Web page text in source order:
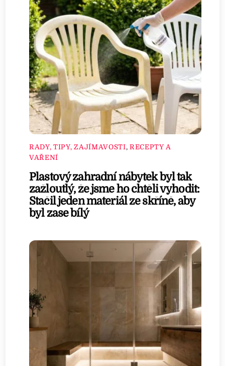
RADY, TIPY, ZAJÍMAVOSTI, RECEPTY A
VAŘENÍ
Plastový zahradní nábytek byl tak
zažloutlý, že jsme ho chtěli vyhodit:
Stačil jeden materiál ze skříně, aby
byl zase bílý